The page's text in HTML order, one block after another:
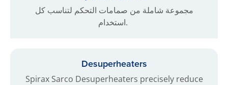
مجموعة شاملة من صمامات التحكم لتناسب كل
استخدام.
Desuperheaters
Spirax Sarco Desuperheaters precisely reduce